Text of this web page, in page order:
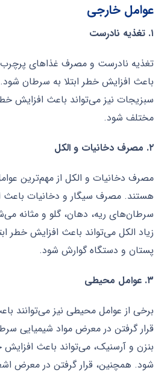
عوامل خارجی
۱. تغذیه نادرست
تغذیه نادرست و مصرف غذاهای پرچرب
باعث افزایش خطر ابتلا به سرطان
سبزیجات نیز می‌تواند باعث افزایش
مختلف شود.
۲. مصرف دخانیات و الکل
مصرف دخانیات و الکل از مهم‌ترین
هستند. مصرف سیگار و دخانیات باعث
سرطان‌های ریه، دهان، گلو و مثانه
زیاد الکل می‌تواند باعث افزایش خطر
پستان و دستگاه گوارش شود.
۳. عوامل محیطی
برخی از عوامل محیطی نیز می‌توانند
قرار گرفتن در معرض مواد شیمیایی
بنزن و آرسنیک، می‌تواند باعث افزایش
شود. همچنین، قرار گرفتن در معرض